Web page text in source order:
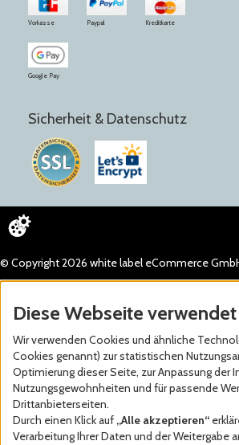
Vorkasse Paypal Kreditkarte
Google Pay
Sicherheit & Datenschutz
© Copyright 2026 white label eCommerce
Diese Webseite
Wir verwenden Cookies und ähnliche
Cookies genannt) zur statistischen
Optimierung dieser Seite, zur Anpassung der
Nutzungsgewohnheiten und für passende
Drittanbieterseiten.
Durch einen Klick auf „Alle akzeptieren“
Verarbeitung Ihrer Daten und der Weitergabe